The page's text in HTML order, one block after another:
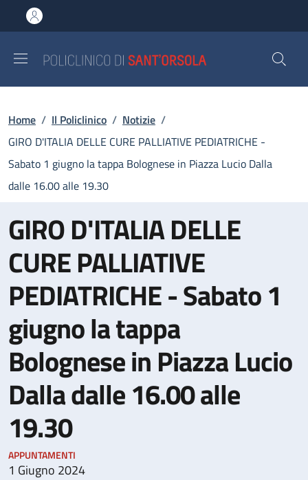
al contenuto principale
to footer content
Briciole di pane
Home / Il Policlinico / Notizie /
GIRO D'ITALIA DELLE CURE PALLIATIVE PEDIATRICHE -
Sabato 1 giugno la tappa Bolognese in Piazza Lucio Dalla
dalle 16.00 alle 19.30
GIRO D'ITALIA DELLE
CURE PALLIATIVE
PEDIATRICHE - Sabato 1
giugno la tappa
Bolognese in Piazza Lucio
Dalla dalle 16.00 alle
19.30
APPUNTAMENTI
1 Giugno 2024